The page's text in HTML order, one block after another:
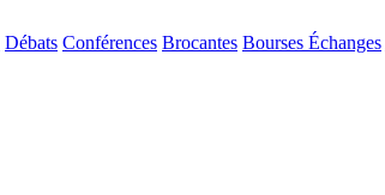
Débats Conférences Brocantes Bourses Échanges